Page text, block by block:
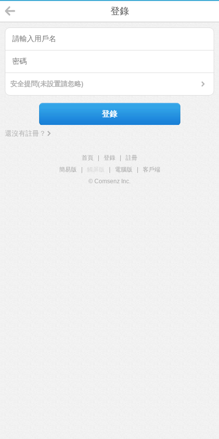
登錄
安全提問(未設置請忽略)
登錄
還沒有註冊？
首頁 登錄
註冊
簡易版
觸屏版 電腦版
客戶端
© Comsenz Inc.